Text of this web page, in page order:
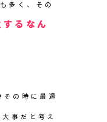
多く、その
るなん
の時に最適
事だと考え